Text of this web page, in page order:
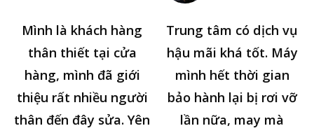
Mình là khách hàng
thân thiết tại cửa
hàng, mình đã giới
thiệu rất nhiều người
thân đến đây sửa. Yên
Trung tâm có dịch vụ
hậu mãi khá tốt. Máy
mình hết thời gian
bảo hành lại bị rơi vỡ
lần nữa, may mà